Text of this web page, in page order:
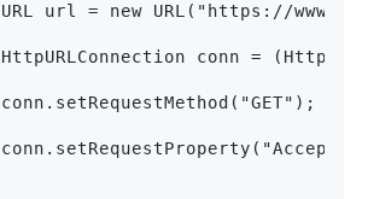
url = new URL("https://
conn =